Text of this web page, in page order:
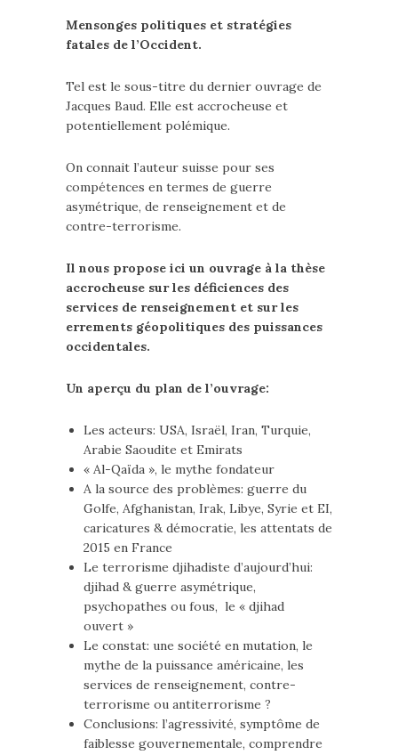
Mensonges politiques et stratégies
fatales de l’Occident.
Tel est le sous-titre du dernier ouvrage de
Jacques Baud. Elle est accrocheuse et
potentiellement polémique.
On connait l’auteur suisse pour ses
compétences en termes de guerre
asymétrique, de renseignement et de
contre-terrorisme.
Il nous propose ici un ouvrage à la thèse
accrocheuse sur les déficiences des
services de renseignement et sur les
errements géopolitiques des puissances
occidentales.
Un aperçu du plan de l’ouvrage:
Les acteurs: USA, Israël, Iran, Turquie,
Arabie Saoudite et Emirats
« Al-Qaïda », le mythe fondateur
A la source des problèmes: guerre du
Golfe, Afghanistan, Irak, Libye, Syrie et EI,
caricatures & démocratie, les attentats de
2015 en France
Le terrorisme djihadiste d’aujourd’hui:
djihad & guerre asymétrique,
psychopathes ou fous, le « djihad
ouvert »
Le constat: une société en mutation, le
mythe de la puissance américaine, les
services de renseignement, contre-
terrorisme ou antiterrorisme ?
Conclusions: l’agressivité, symptôme de
faiblesse gouvernementale, comprendre